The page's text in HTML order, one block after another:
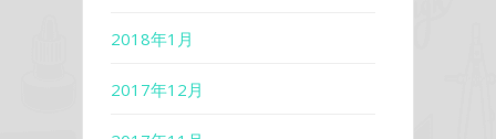
2018年1月
2017年12月